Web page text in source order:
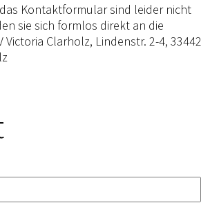
Kontaktformular sind leider nicht
sie sich formlos direkt an die
Victoria Clarholz, Lindenstr. 2-4, 33442